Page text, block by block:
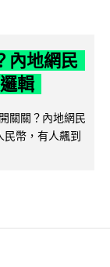
內地網民
輯
關關？內地網民
幣，有人飆到